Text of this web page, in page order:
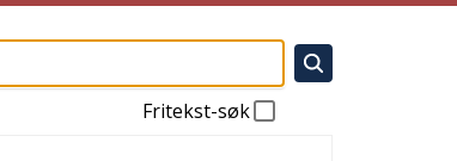
Fritekst-søk